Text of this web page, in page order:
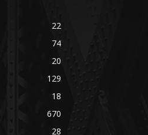
22
74
20
129
18
670
28